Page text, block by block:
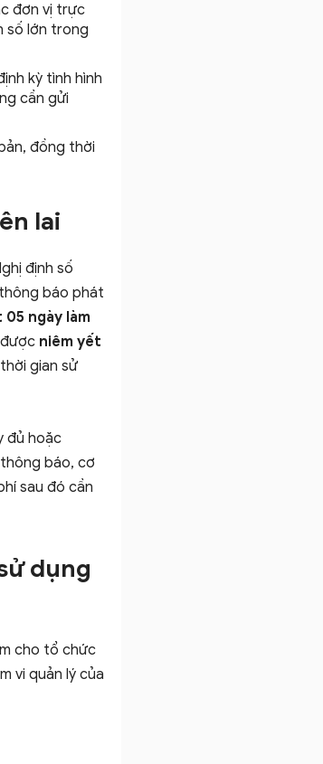
đơn vị trực
số lớn trong
kỳ tình hình
cần gửi
đồng thời
lai
định số
báo phát
ngày làm
niêm yết
gian sử
đủ hoặc
báo, cơ
sau đó cần
dụng
cho tổ chức
vi quản lý của